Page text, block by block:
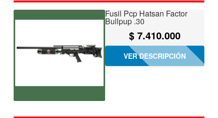
Fusil Pcp Hatsan Factor
Bullpup .30
$7.410.000
VER DESCRIPCIÓN